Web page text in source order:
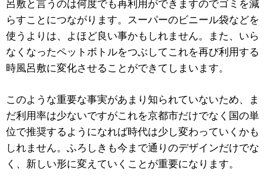
呂敷と言うのは何度でも再利用ができますのでゴミを減
らすことにつながります。スーパーのビニール袋などを
使うよりは、よほど良い事かもしれません。また、いら
なくなったペットボトルをつぶしてこれを再び利用する
時風呂敷に変化させることができてしまいます。
このような重要な事実があまり知られていないため、ま
だ利用率は少ないですがこれを京都市だけでなく国の単
位で推奨するようになれば時代は少し変わっていくかも
しれません。ふろしきも今まで通りのデザインだけでな
く、新しい形に変えていくことが重要になります。